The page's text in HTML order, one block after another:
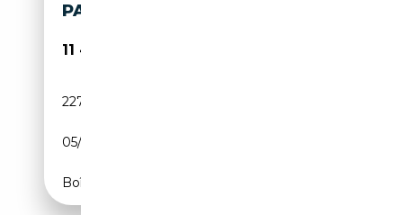
PANO/B&O/BT/AHK
11 450€
227 000 km
05/2013
Boîte automatique